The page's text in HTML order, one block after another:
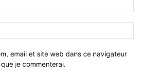
email et site web dans ce navigateur
je commenterai.